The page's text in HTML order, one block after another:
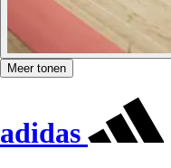
Meer tonen
adidas